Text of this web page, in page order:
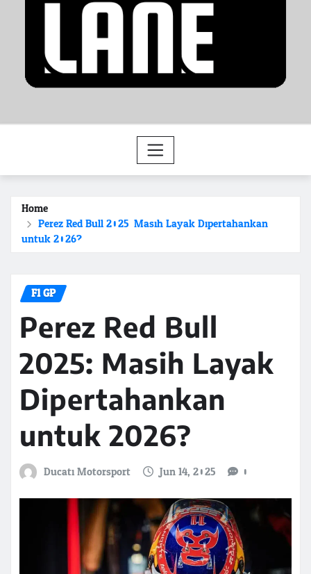
Home
Perez Red Bull 2025: Masih Layak Dipertahankan
untuk 2026?
F1 GP
Perez Red Bull
2025: Masih Layak
Dipertahankan
untuk 2026?
Ducati Motorsport Jun 14, 2025 0